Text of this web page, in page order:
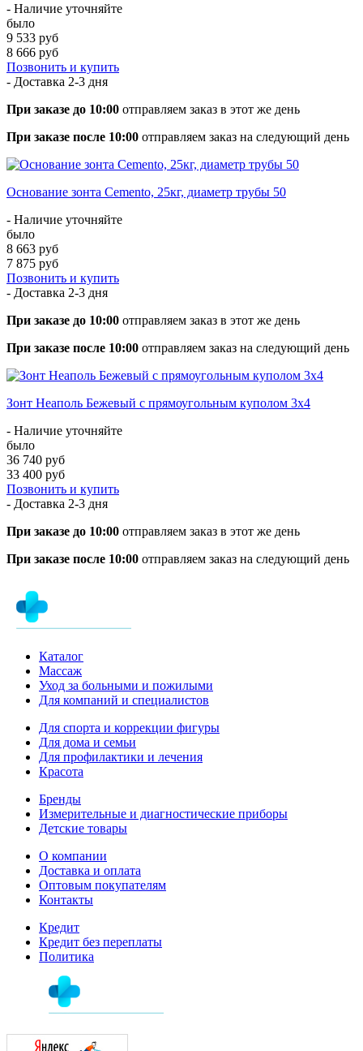
- Наличие уточняйте
было
9 533 руб
8 666 руб
Позвонить и купить
- Доставка 2-3 дня
При заказе до 10:00 отправляем заказ в этот же день
При заказе после 10:00 отправляем заказ на следующий день
Основание зонта Cemento, 25кг, диаметр трубы 50
- Наличие уточняйте
было
8 663 руб
7 875 руб
Позвонить и купить
- Доставка 2-3 дня
При заказе до 10:00 отправляем заказ в этот же день
При заказе после 10:00 отправляем заказ на следующий день
Зонт Неаполь Бежевый с прямоугольным куполом 3х4
- Наличие уточняйте
было
36 740 руб
33 400 руб
Позвонить и купить
- Доставка 2-3 дня
При заказе до 10:00 отправляем заказ в этот же день
При заказе после 10:00 отправляем заказ на следующий день
Каталог
Массаж
Уход за больными и пожилыми
Для компаний и специалистов
Для спорта и коррекции фигуры
Для дома и семьи
Для профилактики и лечения
Красота
Бренды
Измерительные и диагностические приборы
Детские товары
О компании
Доставка и оплата
Оптовым покупателям
Контакты
Кредит
Кредит без переплаты
Политика